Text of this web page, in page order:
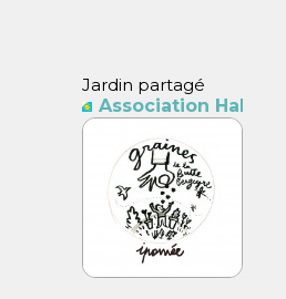
Butte Bergeyre
Jardin partagé
Association